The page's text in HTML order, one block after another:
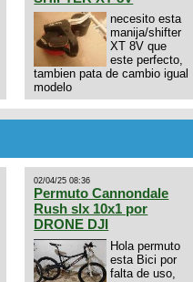
necesito esta
manija/shifter
XT 8V que
este perfecto,
tambien pata de cambio igual
modelo
02/04/25 08:36
Permuto Cannondale
Rush slx 10x1 por
DRONE DJI
Hola permuto
esta Bici por
falta de uso,